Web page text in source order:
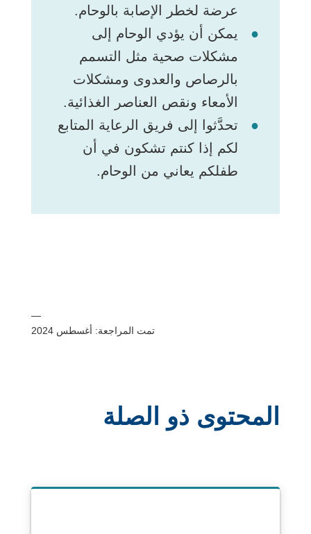
عرضة لخطر الإصابة بالوحام.
يمكن أن يؤدي الوحام إلى
مشكلات صحية مثل التسمم
بالرصاص والعدوى ومشكلات
الأمعاء ونقص العناصر الغذائية.
تحدَّثوا إلى فريق الرعاية المتابع
لكم إذا كنتم تشكون في أن
طفلكم يعاني من الوحام.
—
تمت المراجعة: أغسطس 2024
المحتوى ذو الصلة